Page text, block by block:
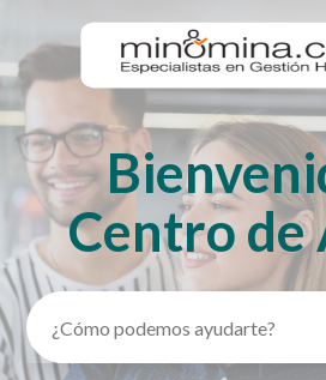
Búsqueda
Centro de